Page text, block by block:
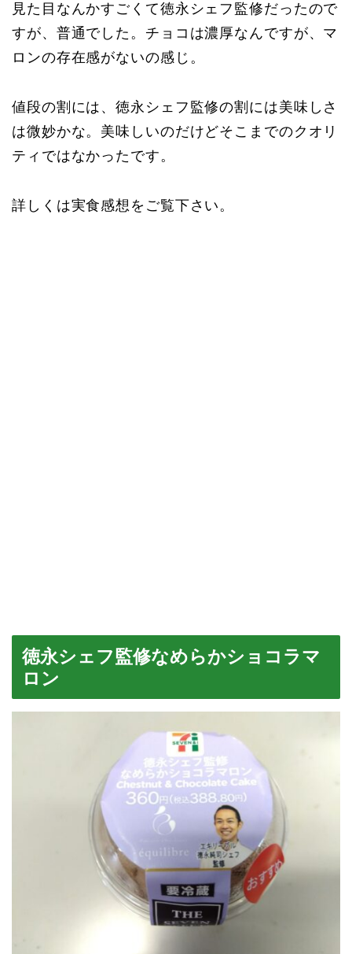
見た目なんかすごくて徳永シェフ監修だったので
すが、普通でした。チョコは濃厚なんですが、マ
ロンの存在感がないの感じ。
値段の割には、徳永シェフ監修の割には美味しさ
は微妙かな。美味しいのだけどそこまでのクオリ
ティではなかったです。
詳しくは実食感想をご覧下さい。
徳永シェフ監修なめらかショコラマ
ロン